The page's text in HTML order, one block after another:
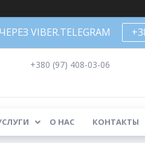
VIBER.TELEGRAM
+380 (97) 408-03-06
О НАС КОНТАКТЫ